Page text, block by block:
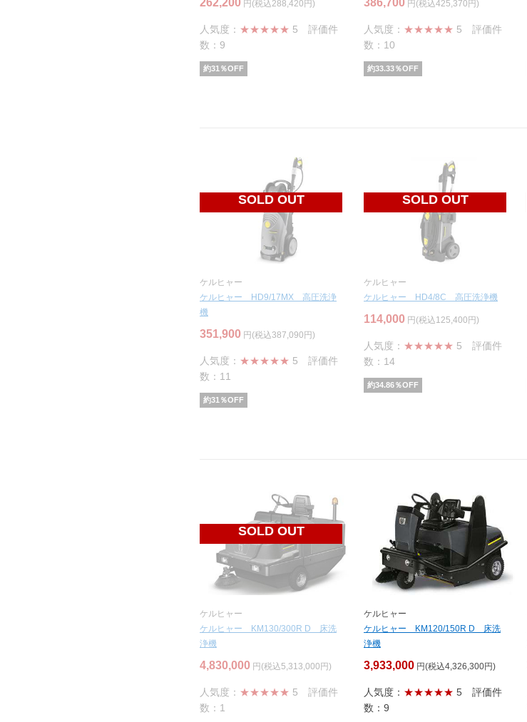
262,200 円(税込288,420円)
人気度： ★★★★★ 5 評価件
数：9
約31 ％OFF
386,700 円(税込425,370円)
人気度： ★★★★★ 5 評価件
数：10
約33.33％OFF
SOLD OUT
ケルヒャー
ケルヒャー HD9/17MX 高圧洗浄
機
351,900 円(税込387,090円)
人気度： ★★★★★ 5 評価件
数：11
約31 ％OFF
SOLD OUT
ケルヒャー
ケルヒャー HD4/8C 高圧洗浄機
114,000 円(税込125,400円)
人気度： ★★★★★ 5 評価件
数：14
約34.86％OFF
SOLD OUT
ケルヒャー
ケルヒャー KM130/300R D 床洗
浄機
4,830,000 円(税込5,313,000円)
人気度： ★★★★★ 5 評価件
数：1
ケルヒャー
ケルヒャー KM120/150R D 床洗
浄機
3,933,000 円(税込4,326,300円)
人気度： ★★★★★ 5 評価件
数：9